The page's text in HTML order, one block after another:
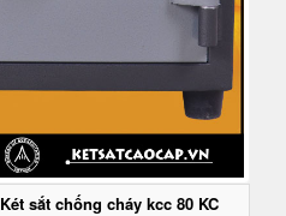
Két sắt chống cháy kcc 80 KC